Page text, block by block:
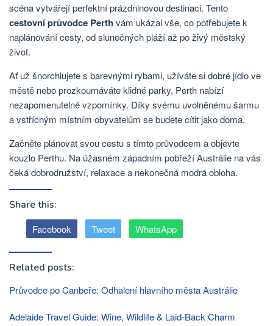
scéna vytvářejí perfektní prázdninovou destinaci. Tento
cestovní průvodce Perth vám ukázal vše, co potřebujete k
naplánování cesty, od slunečných pláží až po živý městský
život.
Ať už šnorchlujete s barevnými rybami, užíváte si dobré jídlo ve
městě nebo prozkoumáváte klidné parky, Perth nabízí
nezapomenutelné vzpomínky. Díky svému uvolněnému šarmu
a vstřícným místním obyvatelům se budete cítit jako doma.
Začněte plánovat svou cestu s tímto průvodcem a objevte
kouzlo Perthu. Na úžasném západním pobřeží Austrálie na vás
čeká dobrodružství, relaxace a nekonečná modrá obloha.
Share this:
Facebook Tweet WhatsApp
Related posts:
Průvodce po Canbeře: Odhalení hlavního města Austrálie
Adelaide Travel Guide: Wine, Wildlife & Laid-Back Charm